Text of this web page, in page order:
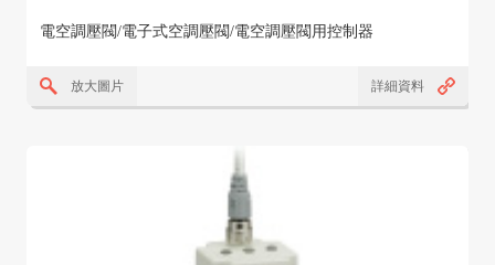
電空調壓閥/電子式空調壓閥/電空調壓閥用控制器
放大圖片 詳細資料